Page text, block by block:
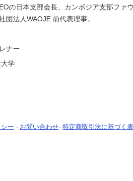
の日本支部会長、カンボジア支部ファ
団法人WAOJE 前代表理事。
ナー
学
ー - お問い合わせ- 特定商取引法に基づく